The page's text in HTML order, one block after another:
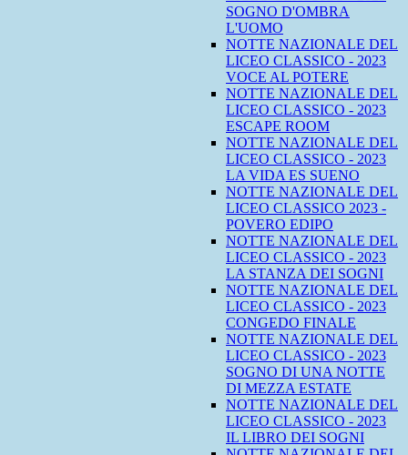
SOGNO D'OMBRA
L'UOMO
NOTTE NAZIONALE DEL
LICEO CLASSICO - 2023
VOCE AL POTERE
NOTTE NAZIONALE DEL
LICEO CLASSICO - 2023
ESCAPE ROOM
NOTTE NAZIONALE DEL
LICEO CLASSICO - 2023
LA VIDA ES SUENO
NOTTE NAZIONALE DEL
LICEO CLASSICO 2023 -
POVERO EDIPO
NOTTE NAZIONALE DEL
LICEO CLASSICO - 2023
LA STANZA DEI SOGNI
NOTTE NAZIONALE DEL
LICEO CLASSICO - 2023
CONGEDO FINALE
NOTTE NAZIONALE DEL
LICEO CLASSICO - 2023
SOGNO DI UNA NOTTE
DI MEZZA ESTATE
NOTTE NAZIONALE DEL
LICEO CLASSICO - 2023
IL LIBRO DEI SOGNI